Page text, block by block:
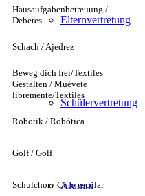
Elternvertretung
Schülervertretung
Alumni
Hausaufgabenbetreuung /
Deberes
Schach / Ajedrez
Beweg dich frei/Textiles
Gestalten / Muévete
libremente/Textiles
Robotik / Robótica
Golf / Golf
Schulchor / Coro escolar